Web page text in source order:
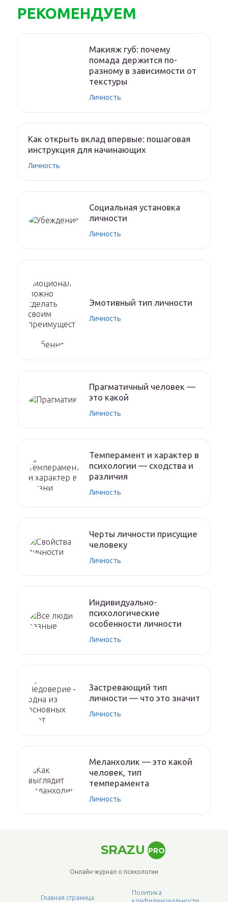
РЕКОМЕНДУЕМ
Макияж губ: почему
помада держится по-
разному в зависимости от
текстуры
Личность
Как открыть вклад впервые: пошаговая
инструкция для начинающих
Личность
Социальная установка
личности
Личность
Эмотивный тип личности
Личность
Прагматичный человек —
это какой
Личность
Темперамент и характер в
психологии — сходства и
различия
Личность
Черты личности присущие
человеку
Личность
Индивидуально-
психологические
особенности личности
Личность
Застревающий тип
личности — что это значит
Личность
Меланхолик — это какой
человек, тип
темперамента
Личность
SRAZU PRO
Онлайн-журнал о психологии
Главная страница
Политика
конфиденциальности